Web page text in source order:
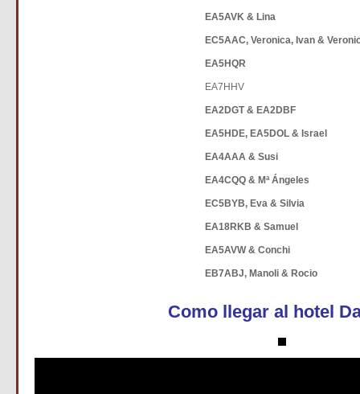
EA5AVK & Lina
EC5AAC, Veronica, Ivan &
EA5HQR
EA7HHV
EA2DGT & EA2DBF
EA5HDE, EA5DOL & Israel
EA4AAA & Susi
EA4CQQ & Mª Ángeles
EC5BYB, Eva & Silvia
EA18RKB & Samuel
EA5AVW & Conchi
EB7ABJ, Manoli & Rocio
Como llegar al hotel